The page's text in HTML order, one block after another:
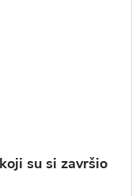
su si završio